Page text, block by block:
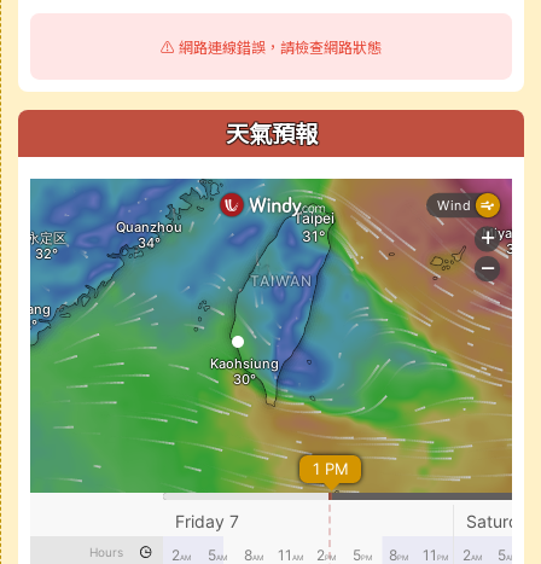
⚠️ 網路連線錯誤，請檢查網路狀態
天氣預報